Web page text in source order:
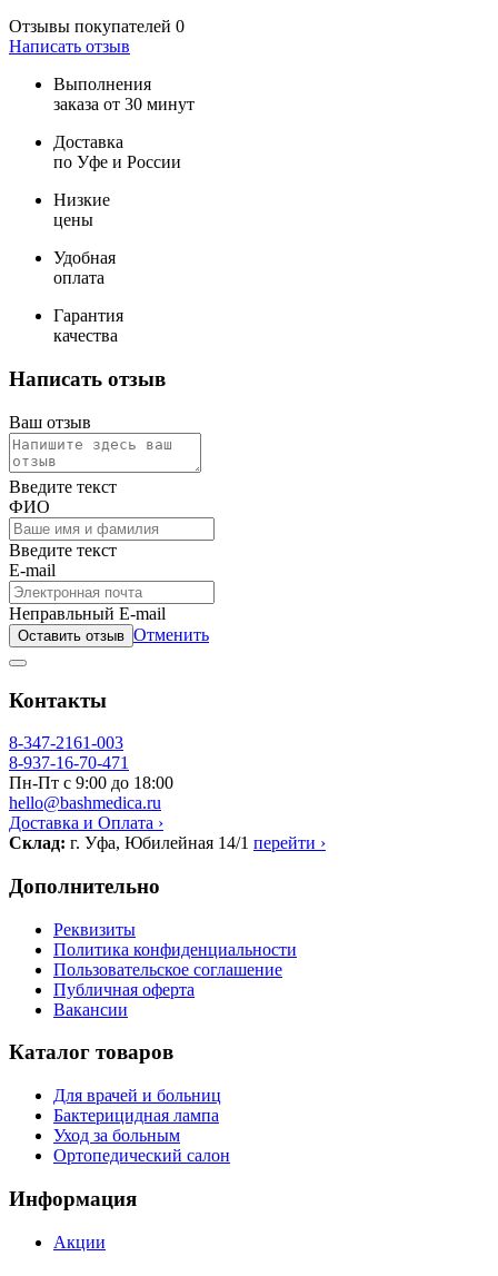
Отзывы покупателей 0
Написать отзыв
Выполнения
заказа от 30 минут
Доставка
по Уфе и России
Низкие
цены
Удобная
оплата
Гарантия
качества
Написать отзыв
Ваш отзыв
Введите текст
ФИО
Введите текст
E-mail
Неправльный E-mail
Оставить отзыв Отменить
Контакты
8-347-2161-003
8-937-16-70-471
Пн-Пт с 9:00 до 18:00
hello@bashmedica.ru
Доставка и Оплата ›
Склад: г. Уфа, Юбилейная 14/1 перейти ›
Дополнительно
Реквизиты
Политика конфиденциальности
Пользовательское соглашение
Публичная оферта
Вакансии
Каталог товаров
Для врачей и больниц
Бактерицидная лампа
Уход за больным
Ортопедический салон
Информация
Акции